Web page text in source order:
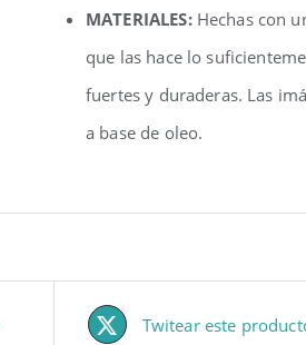
MATERIALES:Hechas con
que las hace lo
fuertes y duraderas. Las
a base de oleo.
Twitear este